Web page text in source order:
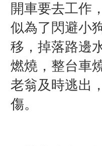
開車要去工作
似為了閃避小
移，掉落路邊
燃燒，整台車
老翁及時逃出
傷。